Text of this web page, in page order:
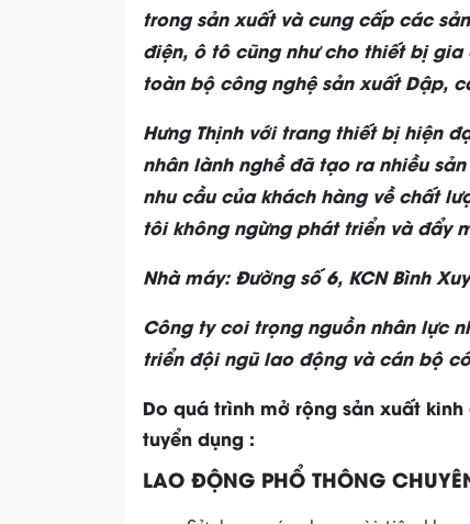
trong sản xuất và cung cấp các
điện, ô tô cũng như cho thiết bị
toàn bộ công nghệ sản xuất Dập,
Hưng Thịnh với trang thiết bịhiện đ
nhân lành nghềđã tạo ra nhiều sả
nhu cầu của khách hàng vềchất l
tôi không ngừng phát triển và đẩy
Nhà máy: Đường số6, KCN Bình
Công ty coi trọng nguồn nhân lực
triển đội ngũ lao động và cán bộ
Do quá trình mở rộng sản xuất
tuyển dụng :
LAO ĐỘNG PHỔ THÔNG